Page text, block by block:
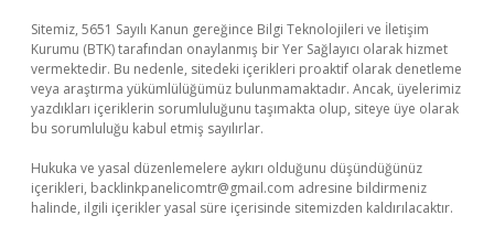
Sitemiz, 5651 Sayılı Kanun gereğince Bilgi Teknolojileri ve İletişim
Kurumu (BTK) tarafından onaylanmış bir Yer Sağlayıcı olarak hizmet
vermektedir. Bu nedenle, sitedeki içerikleri proaktif olarak denetleme
veya araştırma yükümlülüğümüz bulunmamaktadır. Ancak, üyelerimiz
yazdıkları içeriklerin sorumluluğunu taşımakta olup, siteye üye olarak
bu sorumluluğu kabul etmiş sayılırlar.
Hukuka ve yasal düzenlemelere aykırı olduğunu düşündüğünüz
içerikleri, backlinkpanelicomtr@gmail.com adresine bildirmeniz
halinde, ilgili içerikler yasal süre içerisinde sitemizden kaldırılacaktır.